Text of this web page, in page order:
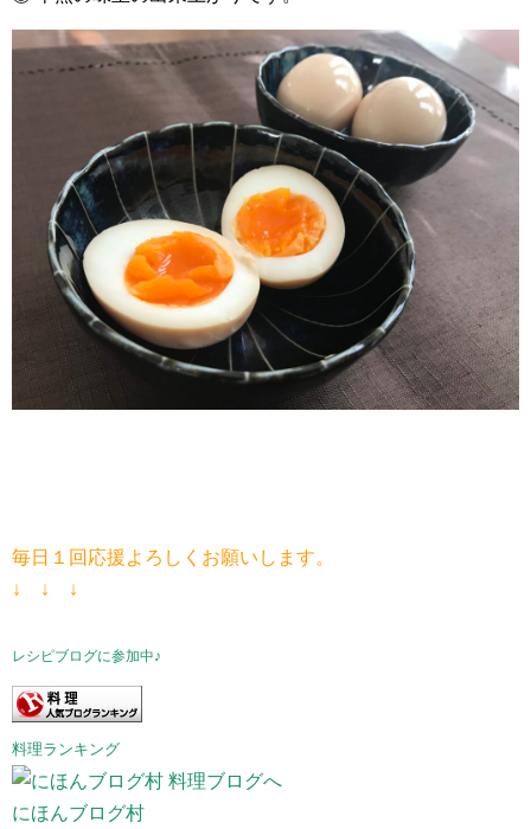
毎日１回応援よろしくお願いします。
↓ ↓ ↓
レシピブログに参加中♪
料理ランキング
にほんブログ村